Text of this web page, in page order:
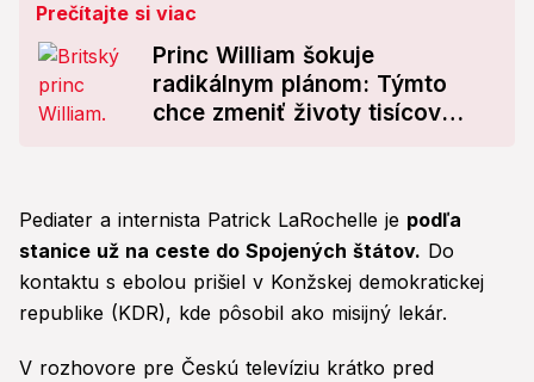
Prečítajte si viac
Princ William šokuje
radikálnym plánom: Týmto
chce zmeniť životy tisícov
Pediater a internista Patrick LaRochelle je podľa
stanice už na ceste do Spojených štátov. Do
kontaktu s ebolou prišiel v Konžskej demokratickej
republike (KDR), kde pôsobil ako misijný lekár.
V rozhovore pre Českú televíziu krátko pred